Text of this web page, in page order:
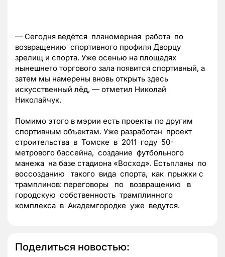
— Сегодня ведётся планомерная работа по
возвращению спортивного профиля Дворцу
зрелищ и спорта. Уже осенью на площадях
нынешнего торгового зала появится спортивный, а
затем мы намерены вновь открыть здесь
искусственный лёд, — отметил Николай
Николайчук.
Помимо этого в мэрии есть проекты по другим
спортивным объектам. Уже разработан проект
строительства в Томске в 2011 году 50-
метрового бассейна, создание футбольного
манежа на базе стадиона «Восход». Естьпланы по
воссозданию такого вида спорта, как прыжки с
трамплинов: переговоры по возвращению в
городскую собственность трамплинного
комплекса в Академгородке уже ведутся.
Поделиться новостью: